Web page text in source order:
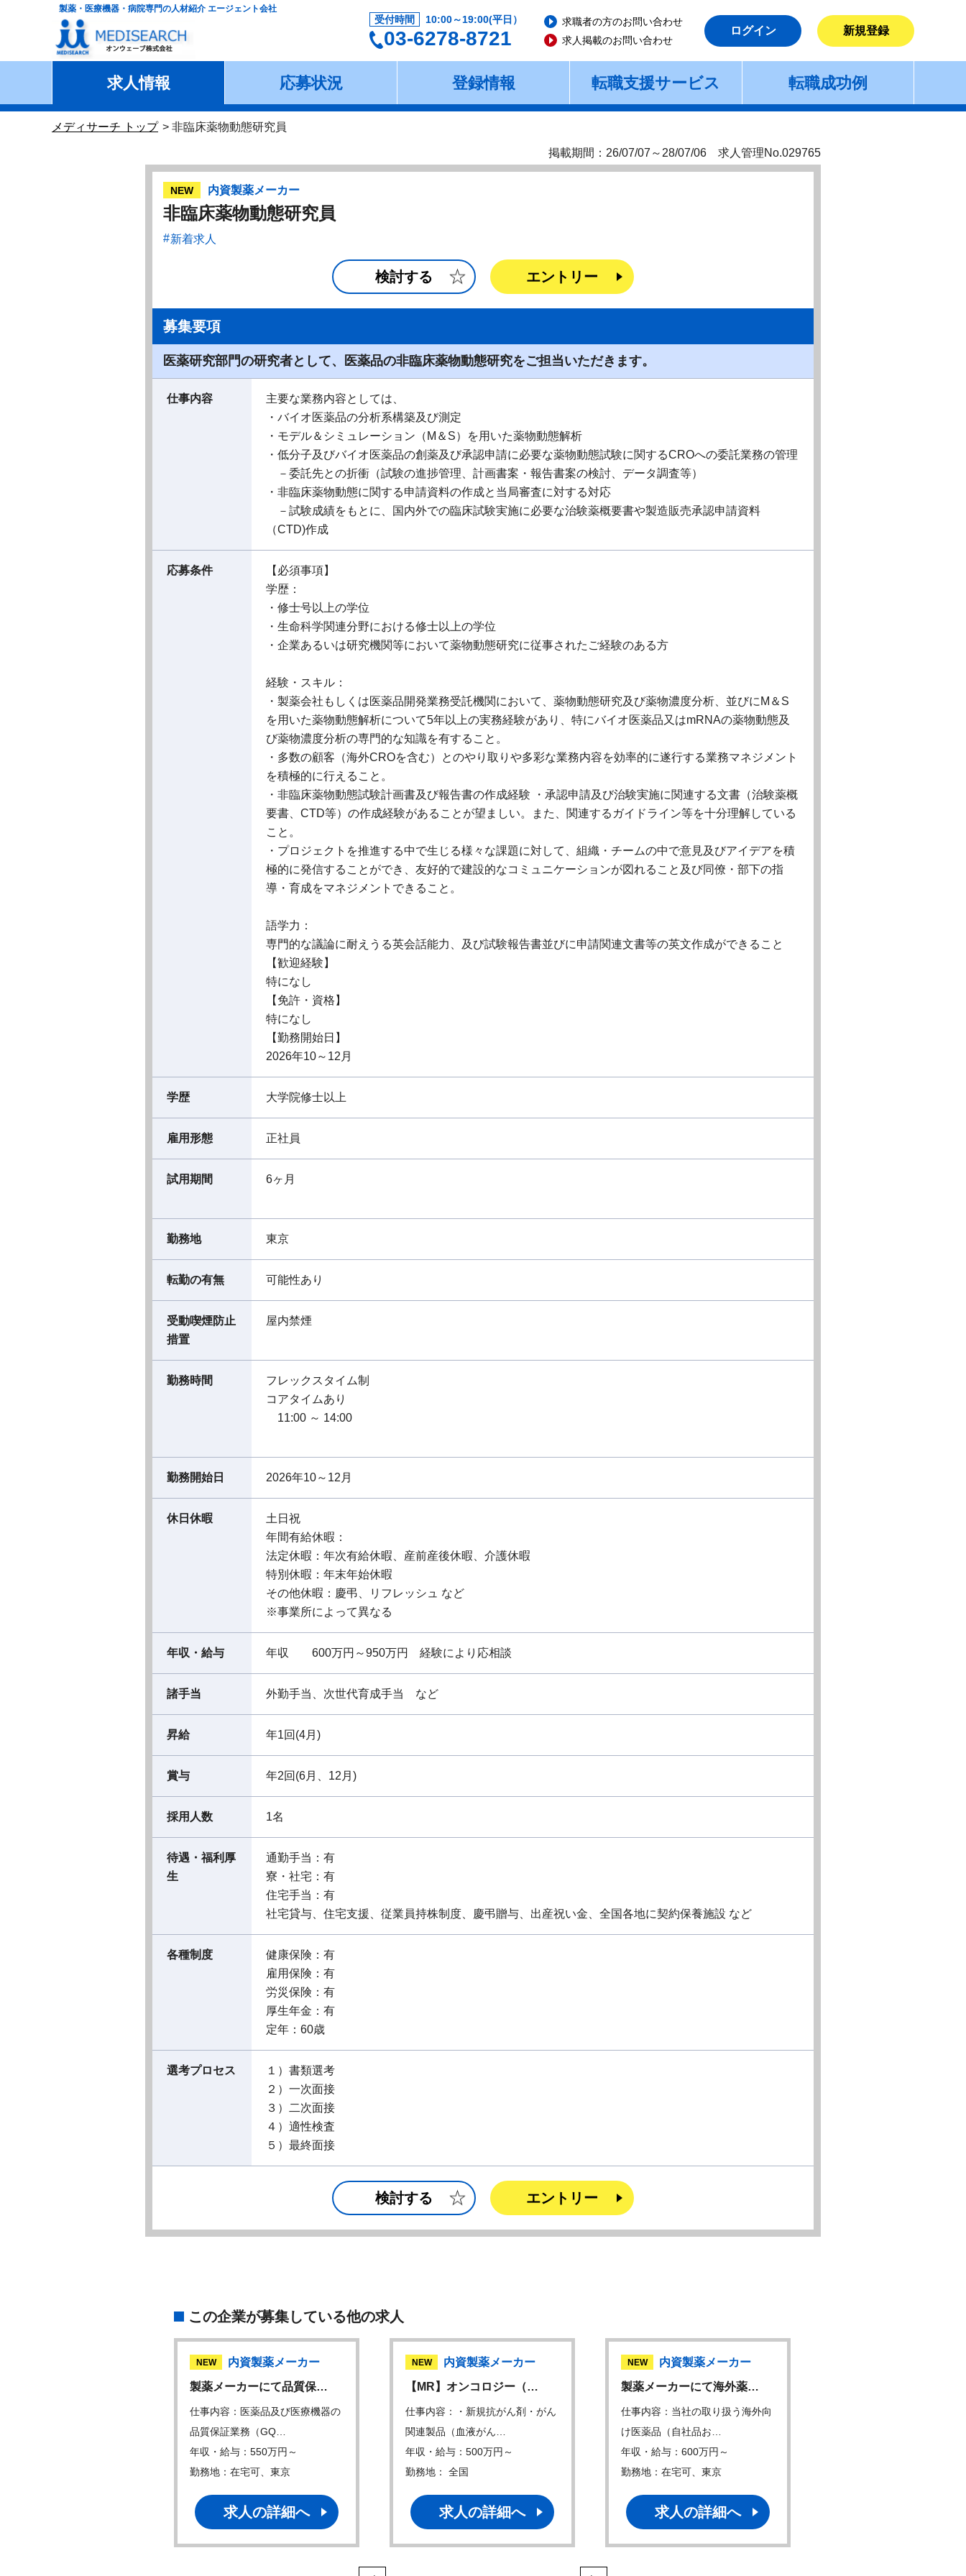
製薬・医療機器・病院専門の人材紹介 エージェント会社
受付時間 10:00～19:00(平日）
03-6278-8721
求職者の方のお問い合わせ
求人掲載のお問い合わせ
ログイン 新規登録
求人情報 応募状況 登録情報 転職支援サービス 転職成功例
メディサーチ トップ 非臨床薬物動態研究員
掲載期間：26/07/07～28/07/06 求人管理No.029765
NEW 内資製薬メーカー
非臨床薬物動態研究員
新着求人
検討する エントリー
募集要項
医薬研究部門の研究者として、医薬品の非臨床薬物動態研究をご担当いただきます。
仕事内容
主要な業務内容としては、
・バイオ医薬品の分析系構築及び測定
・モデル＆シミュレーション（M＆S）を用いた薬物動態解析
・低分子及びバイオ医薬品の創薬及び承認申請に必要な薬物動態試験に関するCROへの委託業務の管理
－委託先との折衝（試験の進捗管理、計画書案・報告書案の検討、データ調査等）
・非臨床薬物動態に関する申請資料の作成と当局審査に対する対応
－試験成績をもとに、国内外での臨床試験実施に必要な治験薬概要書や製造販売承認申請資料
（CTD)作成
応募条件
【必須事項】
学歴：
・修士号以上の学位
・生命科学関連分野における修士以上の学位
・企業あるいは研究機関等において薬物動態研究に従事されたご経験のある方
経験・スキル：
・製薬会社もしくは医薬品開発業務受託機関において、薬物動態研究及び薬物濃度分析、並びにM＆S
を用いた薬物動態解析について5年以上の実務経験があり、特にバイオ医薬品又はmRNAの薬物動態及
び薬物濃度分析の専門的な知識を有すること。
・多数の顧客（海外CROを含む）とのやり取りや多彩な業務内容を効率的に遂行する業務マネジメント
を積極的に行えること。
・非臨床薬物動態試験計画書及び報告書の作成経験 ・承認申請及び治験実施に関連する文書（治験薬概
要書、CTD等）の作成経験があることが望ましい。また、関連するガイドライン等を十分理解している
こと。
・プロジェクトを推進する中で生じる様々な課題に対して、組織・チームの中で意見及びアイデアを積
極的に発信することができ、友好的で建設的なコミュニケーションが図れること及び同僚・部下の指
導・育成をマネジメントできること。
語学力：
専門的な議論に耐えうる英会話能力、及び試験報告書並びに申請関連文書等の英文作成ができること
【歓迎経験】
特になし
【免許・資格】
特になし
【勤務開始日】
2026年10～12月
学歴 大学院修士以上
雇用形態 正社員
試用期間 6ヶ月
勤務地 東京
転勤の有無 可能性あり
受動喫煙防止
措置
屋内禁煙
勤務時間
フレックスタイム制
コアタイムあり
11:00 ～ 14:00
勤務開始日 2026年10～12月
休日休暇
土日祝
年間有給休暇：
法定休暇：年次有給休暇、産前産後休暇、介護休暇
特別休暇：年末年始休暇
その他休暇：慶弔、リフレッシュ など
※事業所によって異なる
年収・給与 年収 600万円～950万円 経験により応相談
諸手当 外勤手当、次世代育成手当 など
昇給 年1回(4月)
賞与 年2回(6月、12月)
採用人数 1名
待遇・福利厚
生
通勤手当：有
寮・社宅：有
住宅手当：有
社宅貸与、住宅支援、従業員持株制度、慶弔贈与、出産祝い金、全国各地に契約保養施設 など
各種制度
健康保険：有
雇用保険：有
労災保険：有
厚生年金：有
定年：60歳
選考プロセス
１）書類選考
２）一次面接
３）二次面接
４）適性検査
５）最終面接
検討する エントリー
この企業が募集している他の求人
NEW
内資製薬メーカー
製薬メーカーにて品質保…
仕事内容：医薬品及び医療機器の
品質保証業務（GQ…
年収・給与：550万円～
勤務地：在宅可、東京
求人の詳細へ
NEW
内資製薬メーカー
【MR】オンコロジー（…
仕事内容：・新規抗がん剤・がん
関連製品（血液がん…
年収・給与：500万円～
勤務地： 全国
求人の詳細へ
NEW
内資製薬メーカー
製薬メーカーにて海外薬…
仕事内容：当社の取り扱う海外向
け医薬品（自社品お…
年収・給与：600万円～
勤務地：在宅可、東京
求人の詳細へ